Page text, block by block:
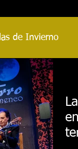
de Invierno
Reseñas
2021